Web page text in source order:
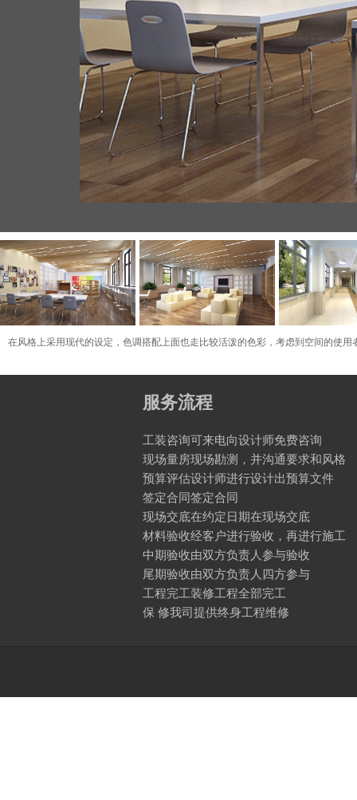
在风格上采用现代的设定，色调搭配上面也走比较活泼的色彩， 考虑到空间的使用
服务流程
工装咨询可来电向设计师免费咨询
现场量房现场勘测，并沟通要求和风格
预算评估设计师进行设计出预算文件
签定合同签定合同
现场交底在约定日期在现场交底
材料验收经客户进行验收，再进行施工
中期验收由双方负责人参与验收
尾期验收由双方负责人四方参与
工程完工装修工程全部完工
保 修我司提供终身工程维修